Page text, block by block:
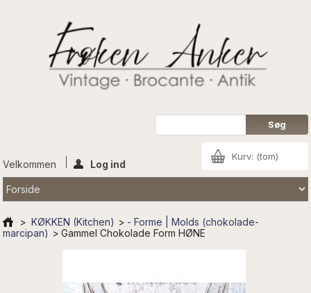
Kurv: (tom)
Velkommen Log ind
> KØKKEN (Kitchen) > - Forme | Molds (chokolade-
marcipan) > Gammel Chokolade Form HØNE